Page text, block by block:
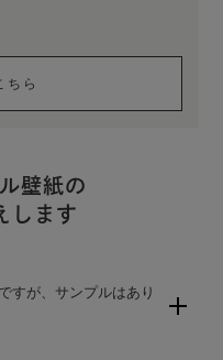
ちら
壁紙の
します
すが、サンプルはあり